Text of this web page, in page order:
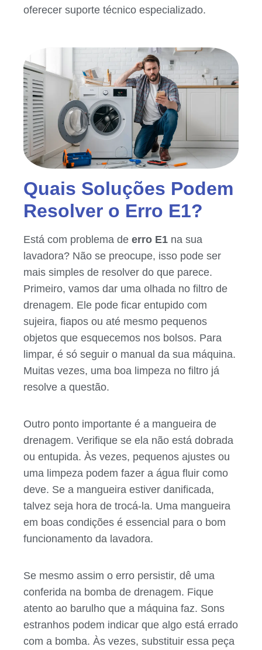
oferecer suporte técnico especializado.
Quais Soluções Podem
Resolver o Erro E1?
Está com problema de erro E1 na sua
lavadora? Não se preocupe, isso pode ser
mais simples de resolver do que parece.
Primeiro, vamos dar uma olhada no filtro de
drenagem. Ele pode ficar entupido com
sujeira, fiapos ou até mesmo pequenos
objetos que esquecemos nos bolsos. Para
limpar, é só seguir o manual da sua máquina.
Muitas vezes, uma boa limpeza no filtro já
resolve a questão.
Outro ponto importante é a mangueira de
drenagem. Verifique se ela não está dobrada
ou entupida. Às vezes, pequenos ajustes ou
uma limpeza podem fazer a água fluir como
deve. Se a mangueira estiver danificada,
talvez seja hora de trocá-la. Uma mangueira
em boas condições é essencial para o bom
funcionamento da lavadora.
Se mesmo assim o erro persistir, dê uma
conferida na bomba de drenagem. Fique
atento ao barulho que a máquina faz. Sons
estranhos podem indicar que algo está errado
com a bomba. Às vezes, substituir essa peça